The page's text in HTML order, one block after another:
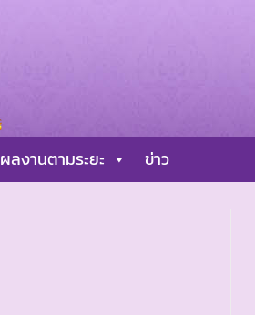
ผลงานตามระยะ ข่าว